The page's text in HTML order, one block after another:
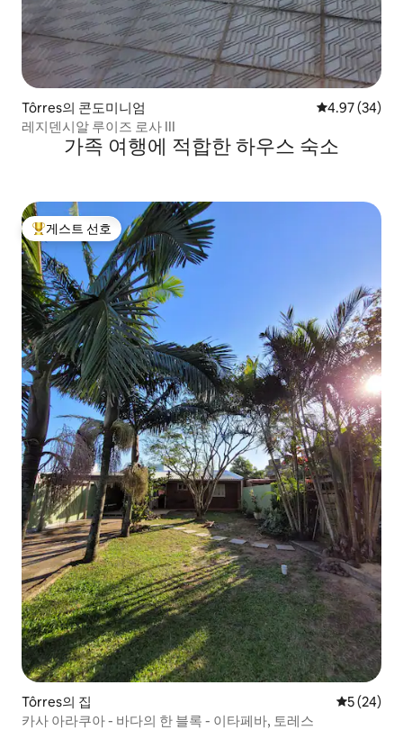
Tôrres의 콘도미니엄 평점 4.97점(5
4.97 (34)
레지덴시알 루이즈 로사 III
가족 여행에 적합한 하우스 숙소
상위 게스트 선호
게스트 선호
Tôrres의 집 평점 5점(5
5 (24)
카사 아라쿠아 - 바다의 한 블록 - 이타페바, 토레스